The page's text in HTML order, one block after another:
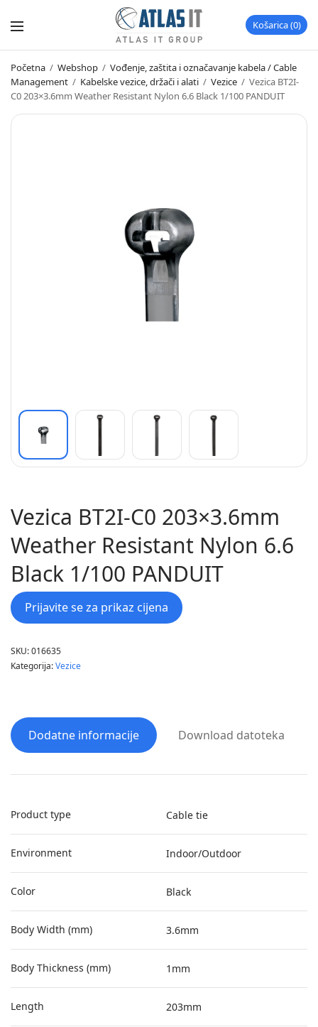
Košarica 0
Početna / Webshop / Vođenje, zaštita i označavanje kabela / Cable
Management / Kabelske vezice, držači i alati / Vezice / Vezica BT2I-
C0 203×3.6mm Weather Resistant Nylon 6.6 Black 1/100 PANDUIT
Vezica BT2I-C0 203×3.6mm
Weather Resistant Nylon 6.6
Black 1/100 PANDUIT
Prijavite se za prikaz cijena
SKU:016635
Kategorija:Vezice
Dodatne informacije Download datoteka
Product type Cable tie
Environment Indoor/Outdoor
Color Black
Body Width (mm) 3.6mm
Body Thickness (mm) 1mm
Length 203mm